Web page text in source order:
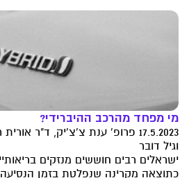
מי מפחד מהרכב ההיברידי?
17.5.2023 פרופ' ענת צ'צ'יק, ד"ר
וגיל דובר
ישראלים רבים חוששים מנזקים
כתוצאה מקרינה שנפלטת בזמן הנסיעה